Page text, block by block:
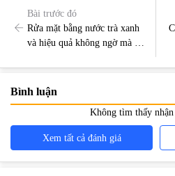
Bài trước đó
Rửa mặt bằng nước trà xanh
và hiệu quả không ngờ mà nó
Bình luận
Không tìm thấy
Xem tất cả đánh giá